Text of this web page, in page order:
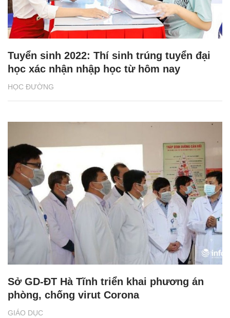
HỌC ĐƯỜNG
Tuyển sinh 2022: Thí sinh trúng tuyển đại
học xác nhận nhập học từ hôm nay
GIÁO DỤC
Sở GD-ĐT Hà Tĩnh triển khai phương án
phòng, chống virut Corona